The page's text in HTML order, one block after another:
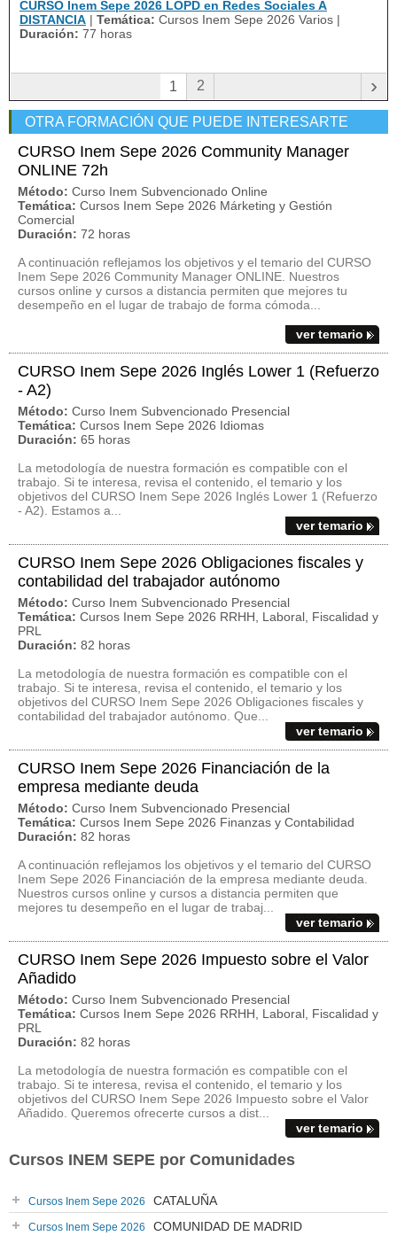
CURSO Inem Sepe 2026 LOPD en Redes Sociales A
DISTANCIA | Temática: Cursos Inem Sepe 2026 Varios |
Duración: 77 horas
1 2 ›
OTRA FORMACIÓN QUE PUEDE INTERESARTE
CURSO Inem Sepe 2026 Community Manager
ONLINE 72h
Método: Curso Inem Subvencionado Online
Temática: Cursos Inem Sepe 2026 Márketing y Gestión
Comercial
Duración: 72 horas
A continuación reflejamos los objetivos y el temario del CURSO
Inem Sepe 2026 Community Manager ONLINE. Nuestros
cursos online y cursos a distancia permiten que mejores tu
desempeño en el lugar de trabajo de forma cómoda...
ver temario
CURSO Inem Sepe 2026 Inglés Lower 1 (Refuerzo
- A2)
Método: Curso Inem Subvencionado Presencial
Temática: Cursos Inem Sepe 2026 Idiomas
Duración: 65 horas
La metodología de nuestra formación es compatible con el
trabajo. Si te interesa, revisa el contenido, el temario y los
objetivos del CURSO Inem Sepe 2026 Inglés Lower 1 (Refuerzo
- A2). Estamos a...
ver temario
CURSO Inem Sepe 2026 Obligaciones fiscales y
contabilidad del trabajador autónomo
Método: Curso Inem Subvencionado Presencial
Temática: Cursos Inem Sepe 2026 RRHH, Laboral, Fiscalidad y
PRL
Duración: 82 horas
La metodología de nuestra formación es compatible con el
trabajo. Si te interesa, revisa el contenido, el temario y los
objetivos del CURSO Inem Sepe 2026 Obligaciones fiscales y
contabilidad del trabajador autónomo. Que...
ver temario
CURSO Inem Sepe 2026 Financiación de la
empresa mediante deuda
Método: Curso Inem Subvencionado Presencial
Temática: Cursos Inem Sepe 2026 Finanzas y Contabilidad
Duración: 82 horas
A continuación reflejamos los objetivos y el temario del CURSO
Inem Sepe 2026 Financiación de la empresa mediante deuda.
Nuestros cursos online y cursos a distancia permiten que
mejores tu desempeño en el lugar de trabaj...
ver temario
CURSO Inem Sepe 2026 Impuesto sobre el Valor
Añadido
Método: Curso Inem Subvencionado Presencial
Temática: Cursos Inem Sepe 2026 RRHH, Laboral, Fiscalidad y
PRL
Duración: 82 horas
La metodología de nuestra formación es compatible con el
trabajo. Si te interesa, revisa el contenido, el temario y los
objetivos del CURSO Inem Sepe 2026 Impuesto sobre el Valor
Añadido. Queremos ofrecerte cursos a dist...
ver temario
Cursos INEM SEPE por Comunidades
Cursos Inem Sepe 2026 CATALUÑA
Cursos Inem Sepe 2026 COMUNIDAD DE MADRID